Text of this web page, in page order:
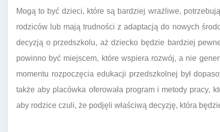
Mogą to być dzieci, które są bardziej wrażliwe,
rodziców lub mają trudności z adaptacją do nowych
decyzją o przedszkolu, aż dziecko będzie bardziej
powinno być miejscem, które wspiera rozwój, a nie
momentu rozpoczęcia edukacji przedszkolnej był
także aby placówka oferowała program i metody pracy,
aby rodzice czuli, że podjęli właściwą decyzję, która